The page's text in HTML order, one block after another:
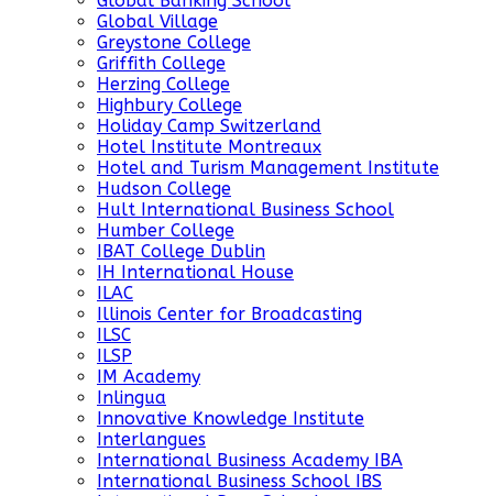
Global Village
Greystone College
Griffith College
Herzing College
Highbury College
Holiday Camp Switzerland
Hotel Institute Montreaux
Hotel and Turism Management Institute
Hudson College
Hult International Business School
Humber College
IBAT College Dublin
IH International House
ILAC
Illinois Center for Broadcasting
ILSC
ILSP
IM Academy
Inlingua
Innovative Knowledge Institute
Interlangues
International Business Academy IBA
International Business School IBS